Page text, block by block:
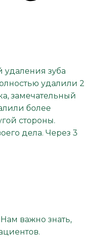
удаления зуба
удалили 2
замечательный
более
стороны.
дела. Через 3
важно знать,